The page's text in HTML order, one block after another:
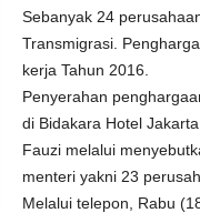
Sebanyak 24
Transmigrasi.
kerja Tahun 2016.
Penyerahan
di Bidakara Hotel
Fauzi melalui
menteri yakni 23
Melalui telepon, Rabu